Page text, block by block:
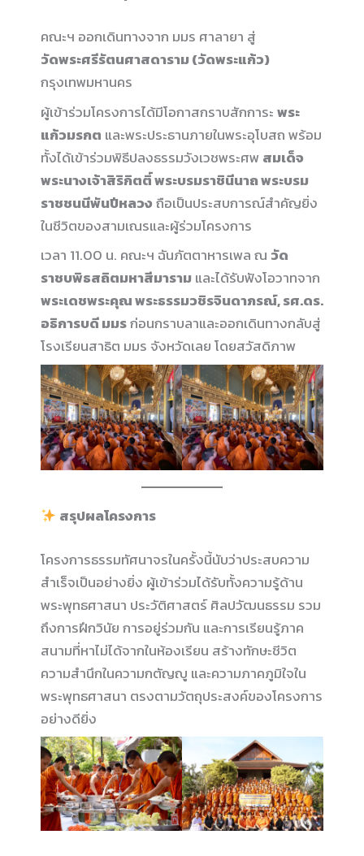
คณะฯ ออกเดินทางจาก มมร ศาลายา สู่
วัดพระศรีรัตนศาสดาราม (วัดพระแก้ว)
กรุงเทพมหานคร
ผู้เข้าร่วมโครงการได้มีโอกาสกราบสักการะพระ
แก้วมรกต และพระประธานภายในพระอุโบสถ พร้อม
ทั้งได้เข้าร่วมพิธีปลงธรรมวังเวชพระศพสมเด็จ
พระนางเจ้าสิริกิตติ์ พระบรมราชินีนาถ พระบรม
ราชชนนีพันปีหลวงถือเป็นประสบการณ์สำคัญยิ่ง
ในชีวิตของสามเณรและผู้ร่วมโครงการ
เวลา 11.00 น. คณะฯ ฉันภัตตาหารเพล ณ วัด
ราชบพิธสถิตมหาสีมารามและได้รับฟังโอวาทจาก
พระเดชพระคุณ พระธรรมวชิรจินดาภรณ์, รศ.ดร.
อธิการบดี มมรก่อนกราบลาและออกเดินทางกลับสู่
โรงเรียนสาธิต มมร จังหวัดเลย โดยสวัสดิภาพ
สรุปผลโครงการ
โครงการธรรมทัศนาจรในครั้งนี้นับว่าประสบความ
สำเร็จเป็นอย่างยิ่ง ผู้เข้าร่วมได้รับทั้งความรู้ด้าน
พระพุทธศาสนา ประวัติศาสตร์ ศิลปวัฒนธรรม รวม
ถึงการฝึกวินัย การอยู่ร่วมกัน และการเรียนรู้ภาค
สนามที่หาไม่ได้จากในห้องเรียน สร้างทักษะชีวิต
ความสำนึกในความกตัญญู และความภาคภูมิใจใน
พระพุทธศาสนา ตรงตามวัตถุประสงค์ของโครงการ
อย่างดียิ่ง